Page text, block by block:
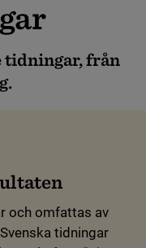
tidningar, från
och omfattas av
tidningar